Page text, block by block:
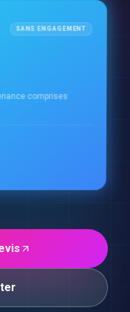
SANS ENGAGEMENT
comprises